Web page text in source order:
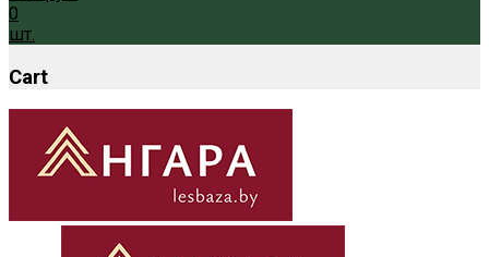
0
шт.
Cart